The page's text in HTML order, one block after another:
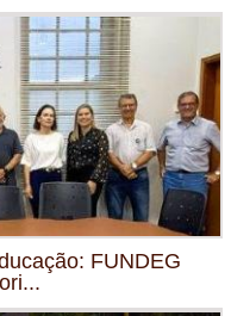
FUNDEG